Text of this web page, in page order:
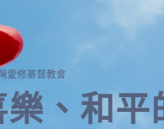
愛修基督教會
、和平